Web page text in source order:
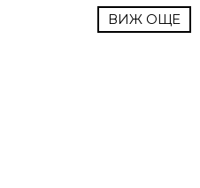
ВИЖ ОЩЕ